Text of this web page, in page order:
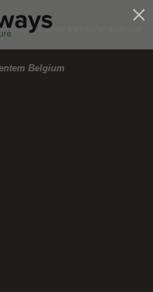
naturels pour travailler comme
Belgium